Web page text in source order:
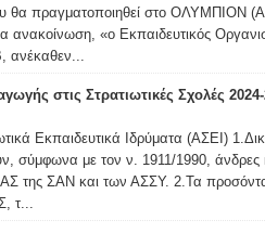
θα πραγματοποιηθεί στο ΟΛΥΜΠΙΟΝ
ανακοίνωση, «ο Εκπαιδευτικός
ανέκαθεν...
στις Στρατιωτικές Σχολές
Εκπαιδευτικά Ιδρύματα (ΑΣΕΙ)
σύμφωνα με τον ν. 1911/1990, άνδρες
της ΣΑΝ και των ΑΣΣΥ. 2.Τα
τ...